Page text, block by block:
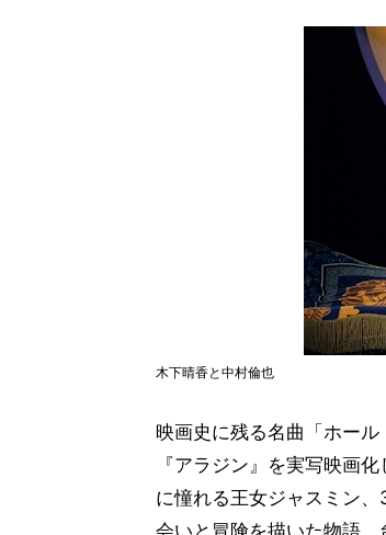
木下晴香と中村倫也
映画史に残る名曲「ホー
『アラジン』を実写映画
に憧れる王女ジャスミン
会いと冒険を描いた物語